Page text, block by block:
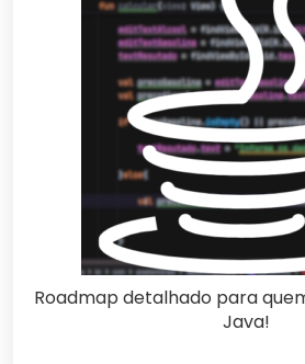
Roadmap detalhado para
Java!